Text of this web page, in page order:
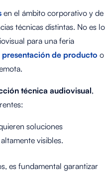
en el ámbito corporativo y de
técnicas distintas. No es lo
para una feria
presentación de producto o
técnica audiovisual,
soluciones
visibles.
es fundamental garantizar